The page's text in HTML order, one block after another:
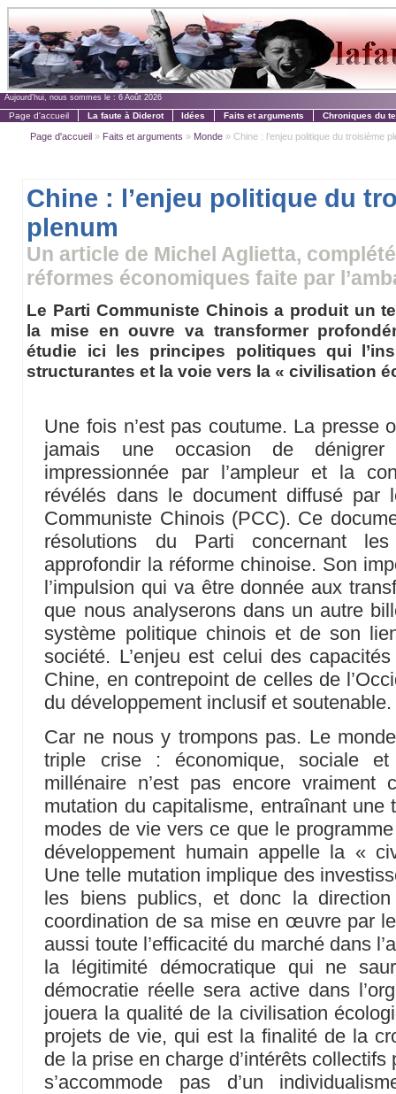
Aujourd'hui, nous sommes le : 6 Août 2026
Page d'accueil La faute à Diderot Idées Faits et arguments Chroniques du
Page d'accueil » Faits et arguments » Monde » Chine : l’enjeu politique du troisième
Chine : l’enjeu politique du
plenum
Un article de Michel Aglietta,
réformes économiques faite par
Le Parti Communiste Chinois a produit un
la mise en ouvre va transformer
étudie ici les principes politiques qui
structurantes et la voie vers la « civilisation
Une fois n’est pas coutume. La presse
jamais une occasion de
impressionnée par l’ampleur et la
révélés dans le document diffusé par
Communiste Chinois (PCC). Ce
résolutions du Parti concernant
approfondir la réforme chinoise. Son
l’impulsion qui va être donnée aux
que nous analyserons dans un autre
système politique chinois et de son
société. L’enjeu est celui des
Chine, en contrepoint de celles de
du développement inclusif et soutenable.
Car ne nous y trompons pas. Le
triple crise : économique, sociale et
millénaire n’est pas encore vraiment
mutation du capitalisme, entraînant une
modes de vie vers ce que le
développement humain appelle la «
Une telle mutation implique des
les biens publics, et donc la
coordination de sa mise en œuvre par
aussi toute l’efficacité du marché dans
la légitimité démocratique qui ne
démocratie réelle sera active dans
jouera la qualité de la civilisation
projets de vie, qui est la finalité de la
de la prise en charge d’intérêts
s’accommode pas d’un